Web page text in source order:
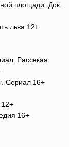
площади. Док.
льва 12+
Рассекая
Сериал 16+
16+